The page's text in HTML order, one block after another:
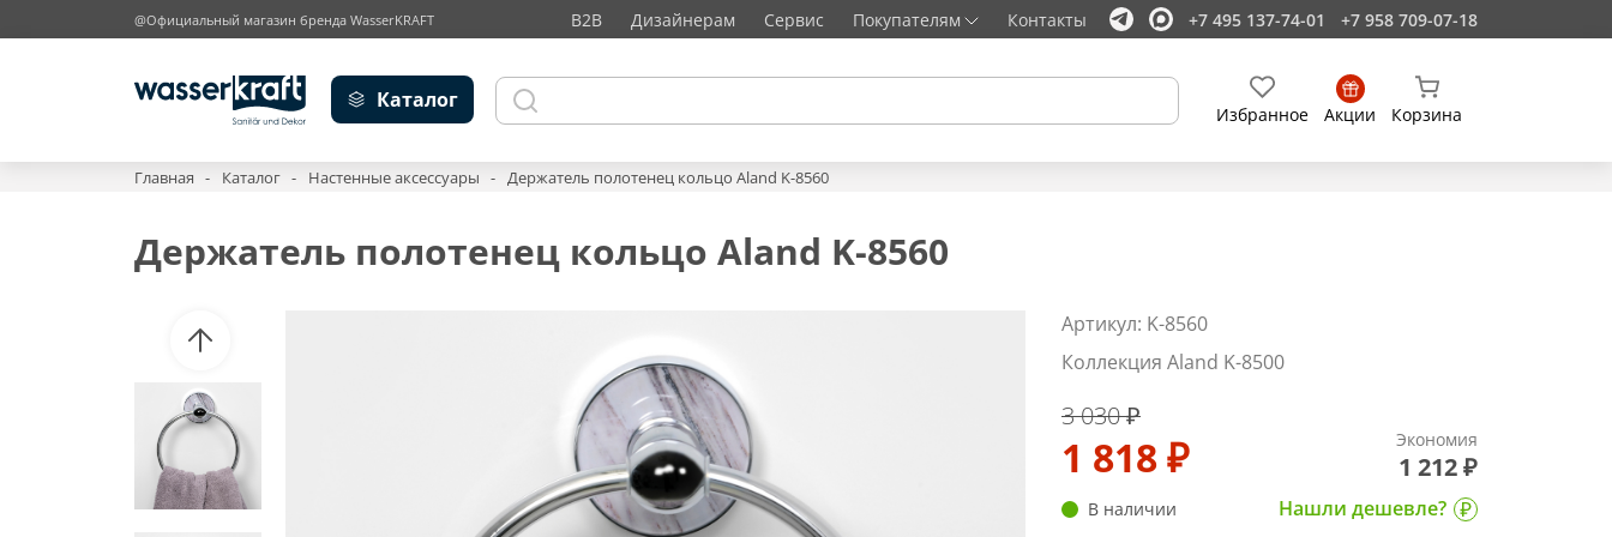
@Официальный магазин бренда WasserKRAFT B2B Дизайнерам Сервис Покупателям Контакты +7 495 137-74-01 +7 958 709-07-18
Каталог
Избранное Акции Корзина
Главная Каталог Настенные аксессуары Держатель полотенец кольцо Aland K-8560
Держатель полотенец кольцо Aland K-8560
Артикул: K-8560
Коллекция Aland K-8500
3 030 ₽
1 818 ₽ Экономия
1 212 ₽
В наличии Нашли дешевле?